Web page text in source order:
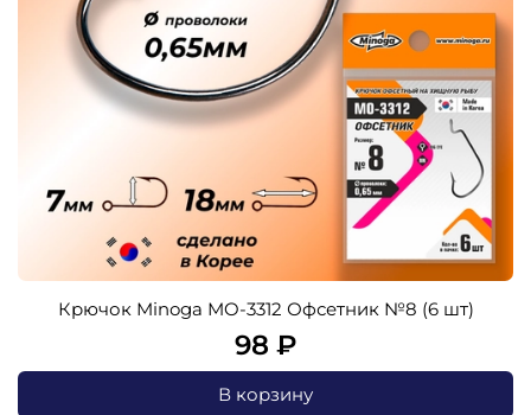
Крючок Minoga MO-3312 Офсетник №8 (6 шт)
98 ₽
В корзину